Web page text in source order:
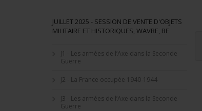
JUILLET 2025 - SESSION DE VENTE D'OBJETS
MILITAIRE ET HISTORIQUES, WAVRE, BE
J1 - Les armées de l’Axe dans la Seconde
Guerre
J2 - La France occupée 1940-1944
J3 - Les armées de l’Axe dans la Seconde
Guerre